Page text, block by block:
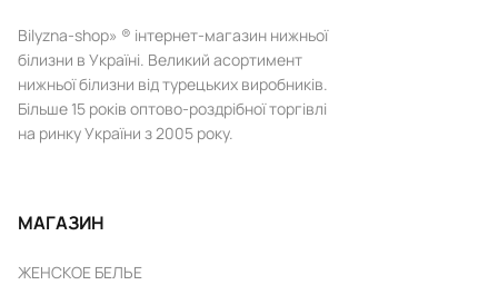
Bilyzna-shop» ® інтернет-магазин нижньої
білизни в Україні. Великий асортимент
нижньої білизни від турецьких виробників.
Більше 15 років оптово-роздрібної торгівлі
на ринку України з 2005 року.
МАГАЗИН
ЖЕНСКОЕ БЕЛЬЕ